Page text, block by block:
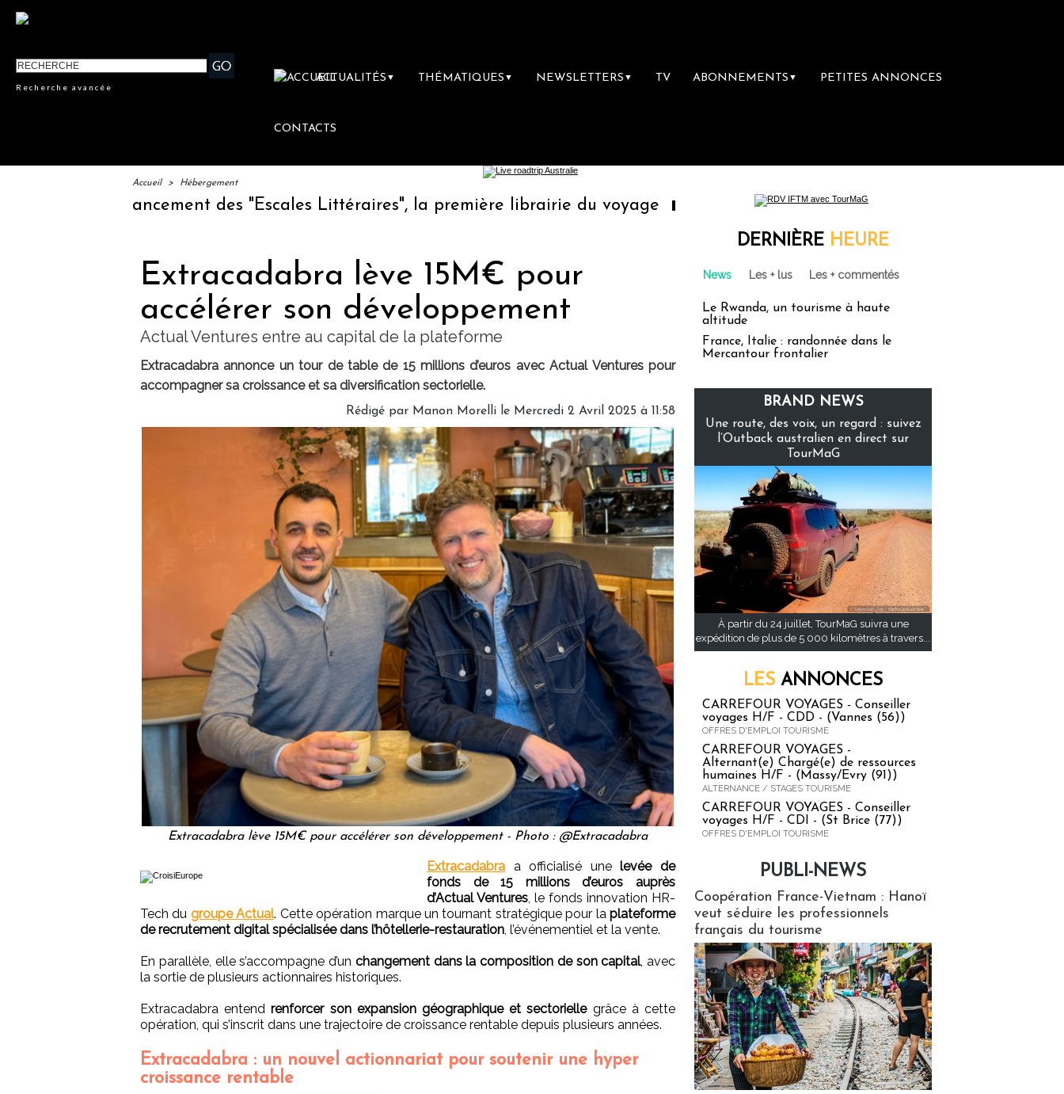
Recherche avancée
ACTUALITÉS ▼ THÉMATIQUES ▼ NEWSLETTERS ▼ TV ABONNEMENTS ▼ PETITES ANNONCES
CONTACTS
Accueil > Hébergement
: lancement des "Escales Littéraires", la première librairie du voyage Le groupe Sainte-Claire rachète Eden Tour
Extracadabra lève 15M€ pour
accélérer son développement
Actual Ventures entre au capital de la plateforme
Extracadabra annonce un tour de table de 15 millions d’euros avec Actual Ventures pour
accompagner sa croissance et sa diversification sectorielle.
Rédigé par Manon Morelli le Mercredi 2 Avril 2025 à 11:58
Extracadabra lève 15M€ pour accélérer son développement - Photo : @Extracadabra
Extracadabra a officialisé unelevée de
fonds de 15 millions d’euros auprès
d’Actual Ventures, le fonds innovation HR-
Tech du groupe Actual. Cette opération marque un tournant stratégique pour laplateforme
de recrutement digital spécialisée dans l’hôtellerie-restauration, l’événementiel et la vente.
En parallèle, elle s’accompagne d’un changement dans la composition de son capital, avec
la sortie de plusieurs actionnaires historiques.
Extracadabra entendrenforcer son expansion géographique et sectoriellegrâce à cette
opération, qui s’inscrit dans une trajectoire de croissance rentable depuis plusieurs années.
Extracadabra : un nouvel actionnariat pour soutenir une hyper
croissance rentable
DERNIÈRE HEURE
News Les + lus Les + commentés
Le Rwanda, un tourisme à haute
altitude
France, Italie : randonnée dans le
Mercantour frontalier
BRAND NEWS
Une route, des voix, un regard : suivez
l’Outback australien en direct sur
TourMaG
À partir du 24 juillet, TourMaG suivra une
expédition de plus de 5 000 kilomètres à travers...
LES ANNONCES
CARREFOUR VOYAGES - Conseiller
voyages H/F - CDD - (Vannes (56))
OFFRES D'EMPLOI TOURISME
CARREFOUR VOYAGES -
Alternant(e) Chargé(e) de ressources
humaines H/F - (Massy/Evry (91))
ALTERNANCE / STAGES TOURISME
CARREFOUR VOYAGES - Conseiller
voyages H/F - CDI - (St Brice (77))
OFFRES D'EMPLOI TOURISME
PUBLI-NEWS
Coopération France-Vietnam : Hanoï
veut séduire les professionnels
français du tourisme